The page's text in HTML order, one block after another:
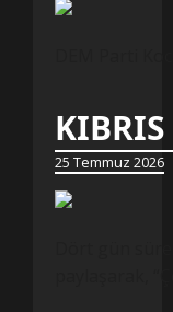
25 Temmuz 2026